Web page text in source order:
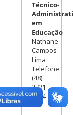
Técnico-
em
Educação
Nathane
Campos
Lima
Telefone:
(48)
3721-
7704